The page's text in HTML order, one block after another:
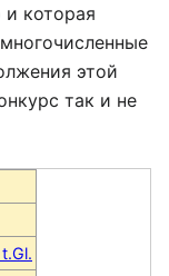
и которая
этой
так и не